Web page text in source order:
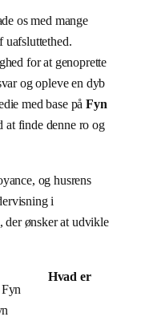
os med mange
uafsluttethed.
for at genoprette
og opleve en dyb
med base påFyn
at finde denne ro og
og husrens
i
ønsker at udvikle
Hvad er